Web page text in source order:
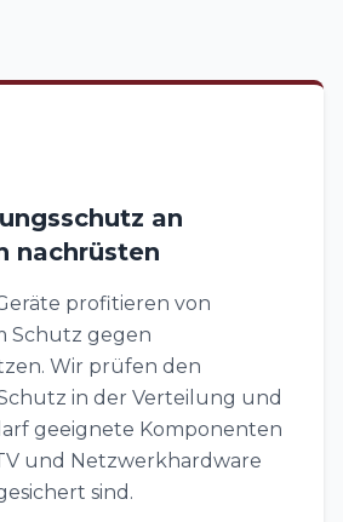
an
nachrüsten
profitieren von
Schutz gegen
Wir prüfen den
in der Verteilung und
geeignete Komponenten
und Netzwerkhardware
sind.